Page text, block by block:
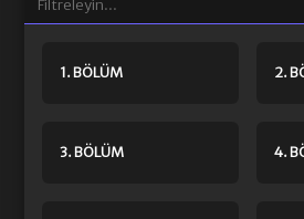
1. BÖLÜM 2.
3. BÖLÜM 4.